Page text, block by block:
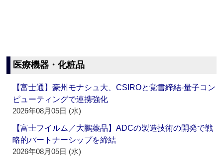
医療機器・化粧品
【富士通】豪州モナシュ大、CSIROと覚書締結‐量子コン
ピューティングで連携強化
2026年08月05日 (水)
【富士フイルム／大鵬薬品】ADCの製造技術の開発で戦
略的パートナーシップを締結
2026年08月05日 (水)